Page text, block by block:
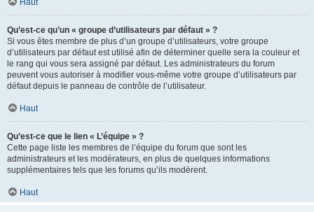
Haut
Qu’est-ce qu’un « groupe d’utilisateurs par défaut » ?
Si vous êtes membre de plus d’un groupe d’utilisateurs, votre groupe
d’utilisateurs par défaut est utilisé afin de déterminer quelle sera la couleur et
le rang qui vous sera assigné par défaut. Les administrateurs du forum
peuvent vous autoriser à modifier vous-même votre groupe d’utilisateurs par
défaut depuis le panneau de contrôle de l’utilisateur.
Haut
Qu’est-ce que le lien « L’équipe » ?
Cette page liste les membres de l’équipe du forum que sont les
administrateurs et les modérateurs, en plus de quelques informations
supplémentaires tels que les forums qu’ils modèrent.
Haut